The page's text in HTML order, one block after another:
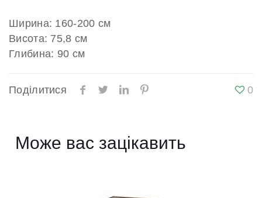
Ширина: 160-200 см
Висота: 75,8 см
Глибина: 90 см
Поділитися 0
Може вас зацікавить